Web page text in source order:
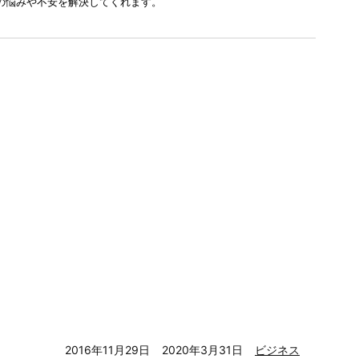
2016年11月29日 2020年3月31日 ビジネス